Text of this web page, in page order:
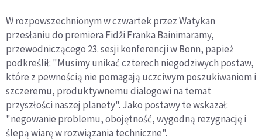
W rozpowszechnionym w czwartek przez Watykan
przesłaniu do premiera Fidżi Franka Bainimaramy,
przewodniczącego 23. sesji konferencji w Bonn, papież
podkreślił: "Musimy unikać czterech niegodziwych postaw,
które z pewnością nie pomagają uczciwym poszukiwaniom i
szczeremu, produktywnemu dialogowi na temat
przyszłości naszej planety". Jako postawy te wskazał:
"negowanie problemu, obojętność, wygodną rezygnację i
ślepą wiarę w rozwiązania techniczne".